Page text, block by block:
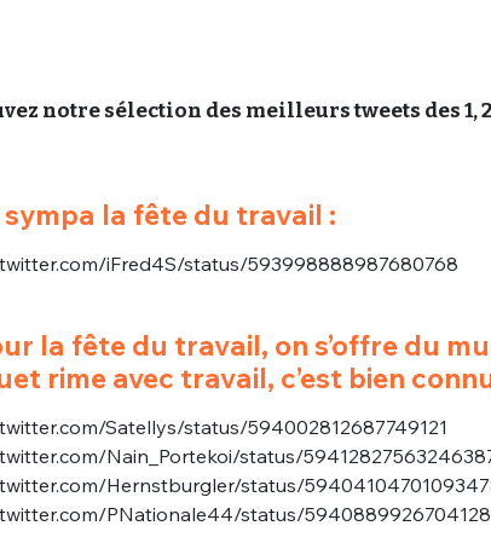
notre sélection des meilleurs tweets des 1, 2
sympa la fête du travail :
iFred4S/status/593998888987680768
la fête du travail, on s’offre du
rime avec travail, c’est bien
Satellys/status/594002812687749121
Nain_Portekoi/status/
Hernstburgler/status/
PNationale44/status/